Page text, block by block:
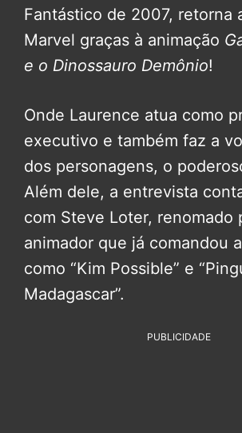
Fantástico de 2007, retorna
Marvel graças à animação
e o Dinossauro Demônio!
Onde Laurence atua como
executivo e também faz a
dos personagens, o
Além dele, a entrevista
com Steve Loter, renomado
animador que já comandou
como “Kim Possible” e
Madagascar”.
PUBLICIDADE